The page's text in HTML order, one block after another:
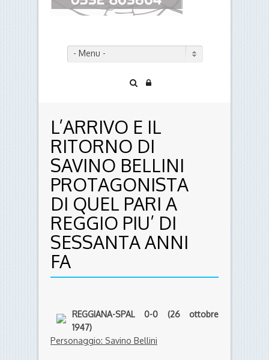
- Menu -
L’ARRIVO E IL
RITORNO DI
SAVINO BELLINI
PROTAGONISTA
DI QUEL PARI A
REGGIO PIU’ DI
SESSANTA ANNI
FA
REGGIANA-SPAL 0-0 (26 ottobre
1947)
Personaggio: Savino Bellini